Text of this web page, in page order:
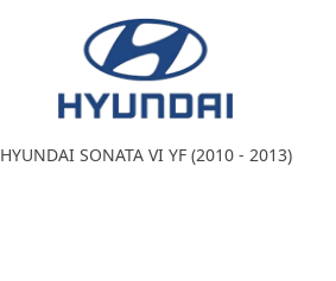
HYUNDAI SONATA VI YF (2010 - 2013)